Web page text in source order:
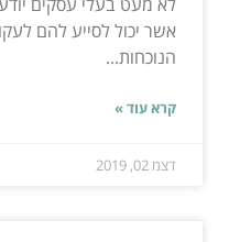
אשר יכול לסייע להם
הנוכחות...
קרא עוד »
דצמ 02, 2019